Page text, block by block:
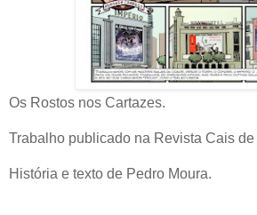
Os Rostos nos Cartazes.
Trabalho publicado na Revista Cais de
História e texto de Pedro Moura.